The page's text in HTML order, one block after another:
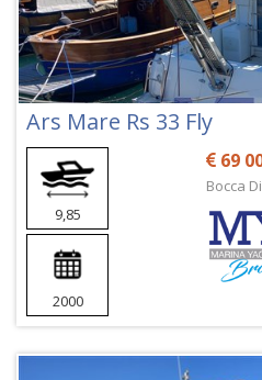
Ars Mare Rs 33 Fly
9,85
2000
69
Bocca